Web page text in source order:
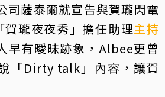
司薩泰爾就宣告與賀瓏閃電
瓏夜夜秀」擔任助理主持
早有曖昧跡象，Albee更曾
「Dirty talk」內容，讓賀